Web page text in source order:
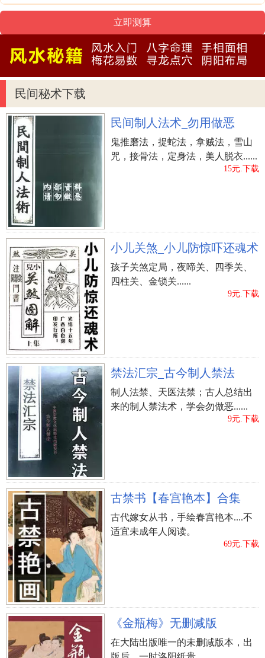
民间秘术下载
民间制人法术_勿用做恶
鬼推磨法，捉蛇法，拿贼法，雪山
咒，接骨法，定身法，美人脱衣......
15元.下载
小儿关煞_小儿防惊吓还魂术
孩子关煞定局，夜啼关、四季关、
四柱关、金锁关......
9元.下载
禁法汇宗_古今制人禁法
制人法禁、天医法禁；古人总结出
来的制人禁法术，学会勿做恶......
9元.下载
古禁书【春宫艳本】合集
古代嫁女从书，手绘春宫艳本....不
适宜未成年人阅读。
69元.下载
《金瓶梅》无删减版
在大陆出版唯一的未删减版本，出